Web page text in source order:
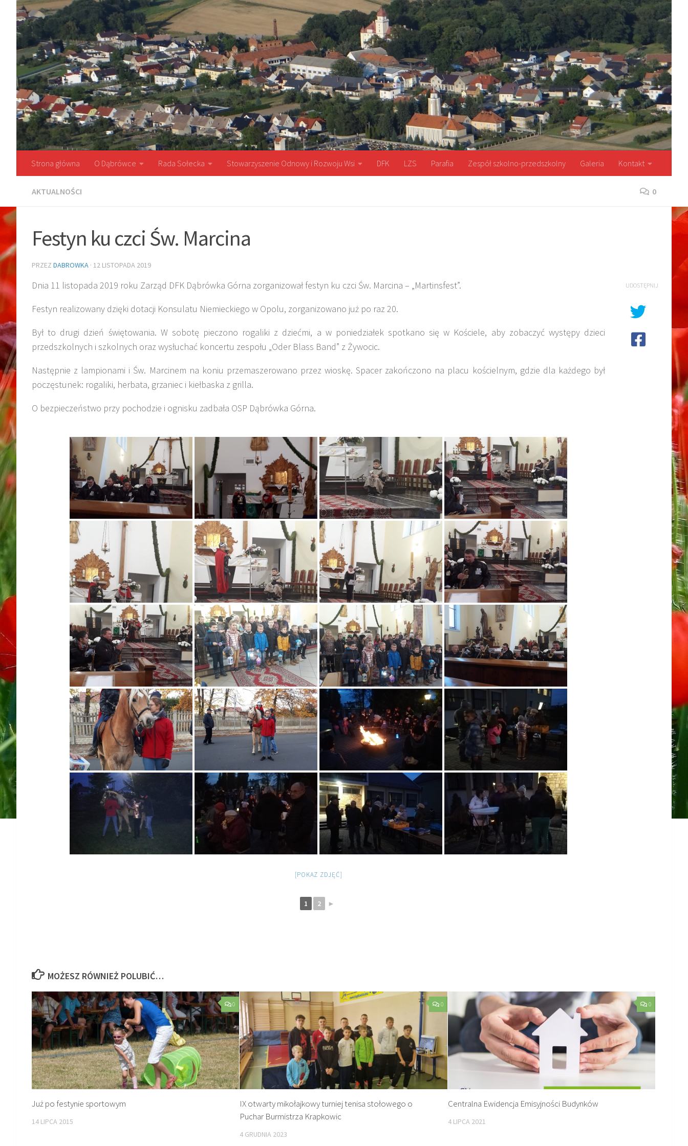
Przejdź do treści
Strona główna O Dąbrówce Rada Sołecka Stowarzyszenie Odnowy i Rozwoju Wsi DFK LZS Parafia Zespół szkolno-przedszkolny Galeria Kontakt
AKTUALNOŚCI 0
Festyn ku czci Św. Marcina
PRZEZ DABROWKA · 12 LISTOPADA 2019
Dnia 11 listopada 2019 roku Zarząd DFK Dąbrówka Górna zorganizował festyn ku czci Św. Marcina – „Martinsfest”.
Festyn realizowany dzięki dotacji Konsulatu Niemieckiego w Opolu, zorganizowano już po raz 20.
Był to drugi dzień świętowania. W sobotę pieczono rogaliki z dziećmi, a w poniedziałek spotkano się w Kościele, aby zobaczyć występy dzieci
przedszkolnych i szkolnych oraz wysłuchać koncertu zespołu „Oder Blass Band” z Żywocic.
Następnie z lampionami i Św. Marcinem na koniu przemaszerowano przez wioskę. Spacer zakończono na placu kościelnym, gdzie dla każdego był
poczęstunek: rogaliki, herbata, grzaniec i kiełbaska z grilla.
O bezpieczeństwo przy pochodzie i ognisku zadbała OSP Dąbrówka Górna.
[POKAZ ZDJĘĆ]
1 2 ►
UDOSTĘPNIJ
MOŻESZ RÓWNIEŻ POLUBIĆ…
0
Już po festynie sportowym
14 LIPCA 2015
0
IX otwarty mikołajkowy turniej tenisa stołowego o
Puchar Burmistrza Krapkowic
4 GRUDNIA 2023
0
Centralna Ewidencja Emisyjności Budynków
4 LIPCA 2021